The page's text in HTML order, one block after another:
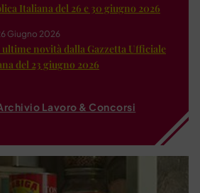
Italiana del 26 e 30 giugno 2026
Giugno 2026
novità dalla Gazzetta Ufficiale
del 23 giugno 2026
Lavoro & Concorsi